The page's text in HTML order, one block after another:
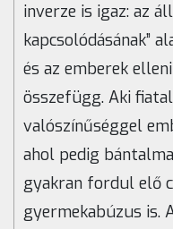
inverze is igaz: az
kapcsolódásának”
és az emberek
összefügg. Aki
valószínűséggel
ahol pedig
gyakran fordul elő
gyermekabúzus is.